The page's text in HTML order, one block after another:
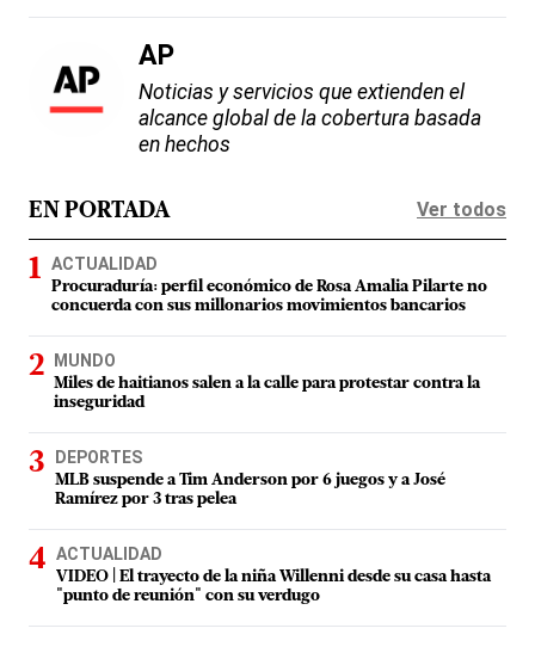
AP
Noticias y servicios que extienden el
alcance global de la cobertura basada
en hechos
EN PORTADA Ver todos
ACTUALIDAD
Procuraduría: perfil económico de Rosa Amalia Pilarte no
concuerda con sus millonarios movimientos bancarios
MUNDO
Miles de haitianos salen a la calle para protestar contra la
inseguridad
DEPORTES
MLB suspende a Tim Anderson por 6 juegos y a José
Ramírez por 3 tras pelea
ACTUALIDAD
VIDEO | El trayecto de la niña Willenni desde su casa hasta
"punto de reunión" con su verdugo